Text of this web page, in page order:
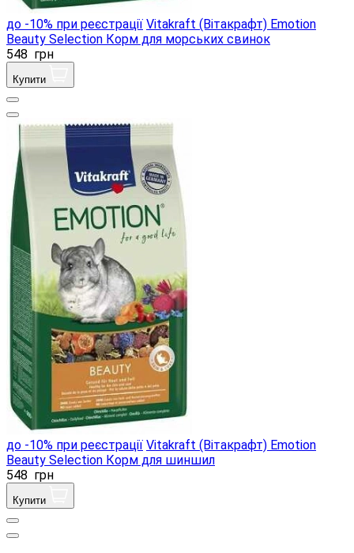
до -10% при реєстрації Vitakraft (Вітакрафт) Emotion
Beauty Selection Корм ​​для морських свинок
548 грн
Купити
до -10% при реєстрації Vitakraft (Вітакрафт) Emotion
Beauty Selection Корм ​​для шиншил
548 грн
Купити